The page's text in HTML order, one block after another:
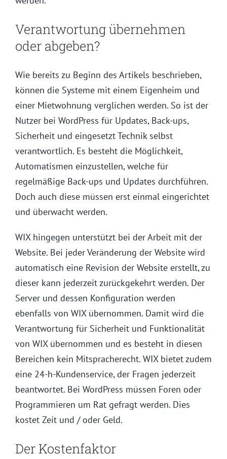
Verantwortung übernehmen
oder abgeben?
Wie bereits zu Beginn des Artikels beschrieben,
können die Systeme mit einem Eigenheim und
einer Mietwohnung verglichen werden. So ist der
Nutzer bei WordPress für Updates, Back-ups,
Sicherheit und eingesetzt Technik selbst
verantwortlich. Es besteht die Möglichkeit,
Automatismen einzustellen, welche für
regelmäßige Back-ups und Updates durchführen.
Doch auch diese müssen erst einmal eingerichtet
und überwacht werden.
WIX hingegen unterstützt bei der Arbeit mit der
Website. Bei jeder Veränderung der Website wird
automatisch eine Revision der Website erstellt, zu
dieser kann jederzeit zurückgekehrt werden. Der
Server und dessen Konfiguration werden
ebenfalls von WIX übernommen. Damit wird die
Verantwortung für Sicherheit und Funktionalität
von WIX übernommen und es besteht in diesen
Bereichen kein Mitspracherecht. WIX bietet zudem
eine 24-h-Kundenservice, der Fragen jederzeit
beantwortet. Bei WordPress müssen Foren oder
Programmieren um Rat gefragt werden. Dies
kostet Zeit und / oder Geld.
Der Kostenfaktor